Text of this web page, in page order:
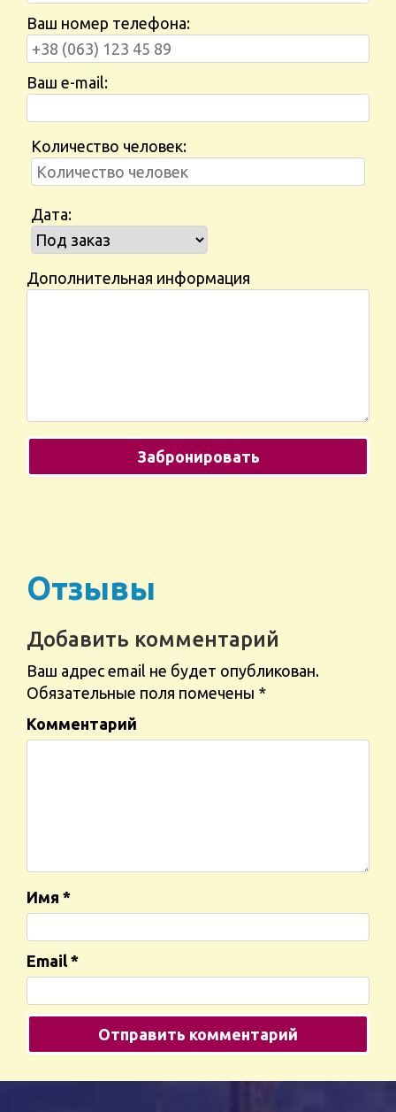
Ваш номер телефона:
Ваш e-mail:
Количество человек:
Дата:
Дополнительная информация
Отзывы
Добавить комментарий
Ваш адрес email не будет опубликован.
Обязательные поля помечены *
Комментарий
Имя *
Email *